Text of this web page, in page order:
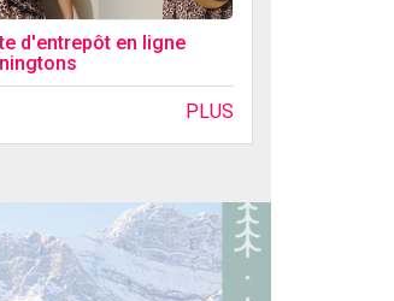
d'entrepôt en ligne
PLUS